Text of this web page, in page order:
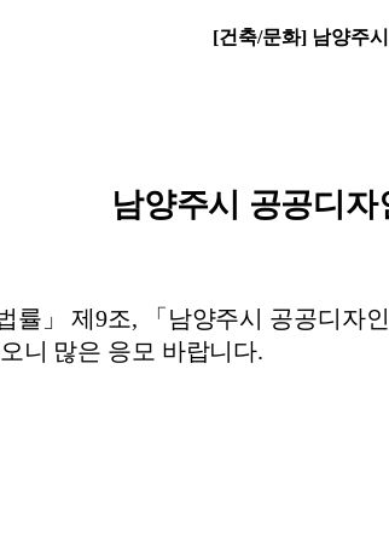
[건축/문화] 남양주
남양주시 공공디
률 」제9조, 「남양주시 공공디자
니 많은 응모 바랍니다.